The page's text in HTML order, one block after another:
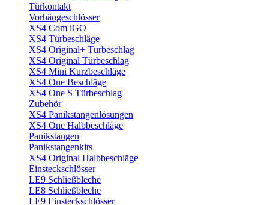
Türkontakt
Vorhängeschlösser
XS4 Com iGO
XS4 Türbeschläge
XS4 Original+ Türbeschlag
XS4 Original Türbeschlag
XS4 Mini Kurzbeschläge
XS4 One Beschläge
XS4 One S Türbeschlag
Zubehör
XS4 Panikstangenlösungen
XS4 One Halbbeschläge
Panikstangen
Panikstangenkits
XS4 Original Halbbeschläge
Einsteckschlösser
LE9 Schließbleche
LE8 Schließbleche
LE9 Einsteckschlösser